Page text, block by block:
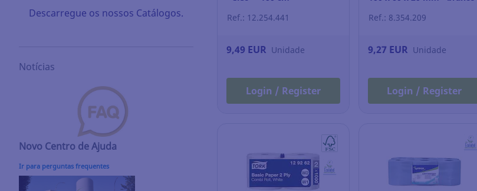
Descarregue os nossos Catálogos.
Notícias
Novo Centro de Ajuda
Ir para perguntas frequentes
Ref.: 12.254.441
9,49 EUR Unidade
Login / Register
Ref.: 8.354.209
9,27 EUR Unidade
Login / Register